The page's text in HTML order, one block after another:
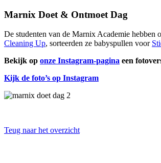
Marnix Doet & Ontmoet Dag
De studenten van de Marnix Academie
Cleaning Up, sorteerden ze babyspullen voor
Bekijk op onze Instagram-pagina een
Kijk de foto’s op Instagram
Teug naar het overzicht